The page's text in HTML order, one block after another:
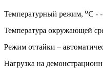
Температурный режим, оС -
Температура окружающей
Режим оттайки –
Нагрузка на